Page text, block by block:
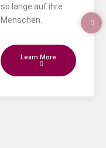
so lange auf ihre
Menschen.
Learn More